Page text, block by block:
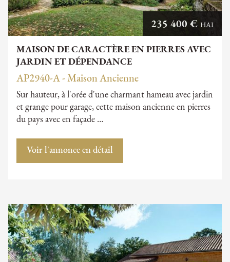
MAISON DE CARACTÈRE EN PIERRES AVEC
JARDIN ET DÉPENDANCE
235 400 € HAI
AP2940-A - Maison Ancienne
Sur hauteur, à l'orée d'une charmant hameau avec jardin
et grange pour garage, cette maison ancienne en pierres
du pays avec en façade …
Voir l'annonce en détail